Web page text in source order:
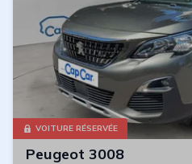
VOITURE RÉSERVÉE
Peugeot 3008